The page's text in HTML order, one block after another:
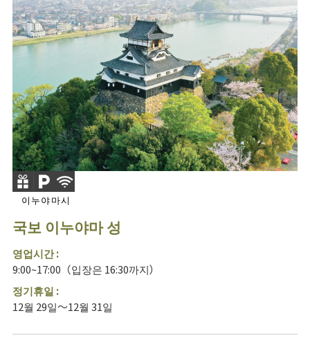
이누야마시
국보 이누야마 성
영업시간 :
9:00~17:00（입장은 16:30까지）
정기휴일 :
12월 29일～12월 31일